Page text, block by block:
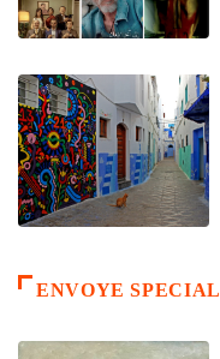
ENVOYE SPECIAL